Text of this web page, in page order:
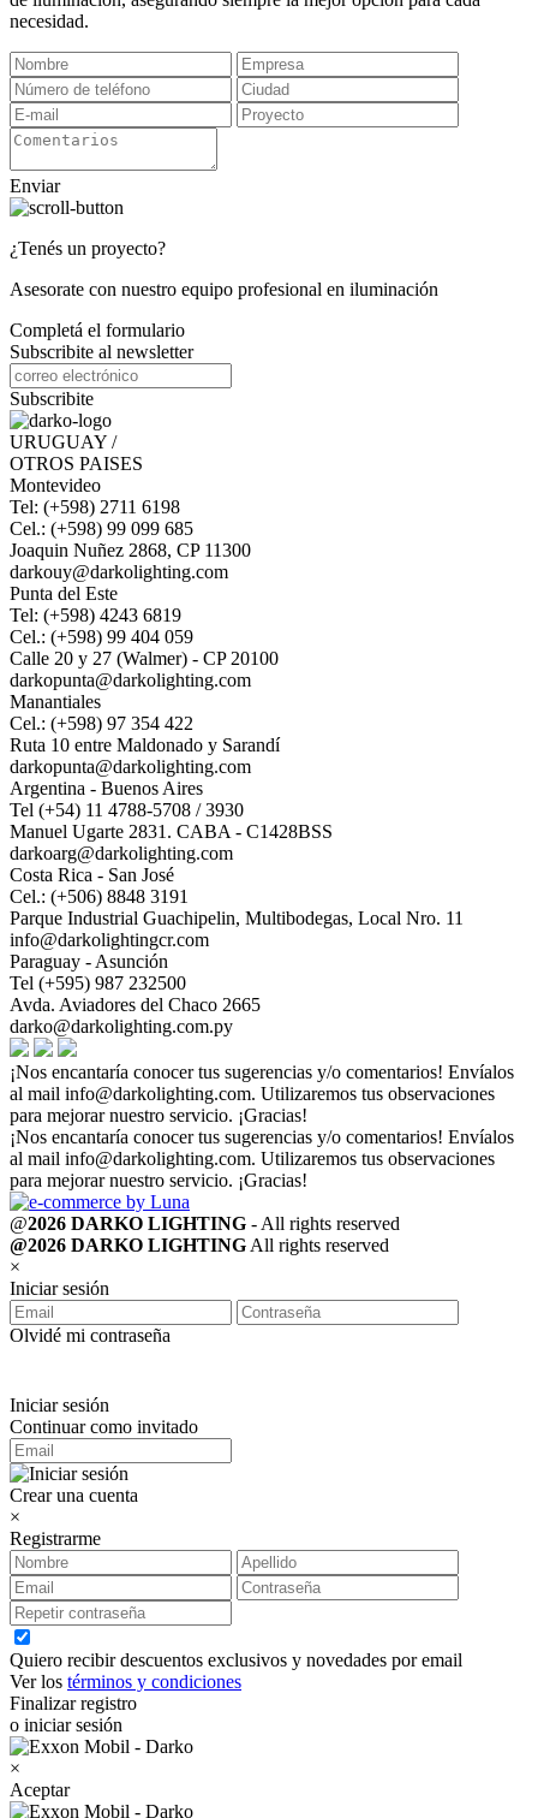
necesidad.
Enviar
¿Tenés un proyecto?
Asesorate con nuestro equipo profesional en iluminación
Completá el formulario
Subscribite al newsletter
Subscribite
URUGUAY /
OTROS PAISES
Montevideo
Tel: (+598) 2711 6198
Cel.: (+598) 99 099 685
Joaquin Nuñez 2868, CP 11300
darkouy@darkolighting.com
Punta del Este
Tel: (+598) 4243 6819
Cel.: (+598) 99 404 059
Calle 20 y 27 (Walmer) - CP 20100
darkopunta@darkolighting.com
Manantiales
Cel.: (+598) 97 354 422
Ruta 10 entre Maldonado y Sarandí
darkopunta@darkolighting.com
Argentina - Buenos Aires
Tel (+54) 11 4788-5708 / 3930
Manuel Ugarte 2831. CABA - C1428BSS
darkoarg@darkolighting.com
Costa Rica - San José
Cel.: (+506) 8848 3191
Parque Industrial Guachipelin, Multibodegas, Local Nro. 11
info@darkolightingcr.com
Paraguay - Asunción
Tel (+595) 987 232500
Avda. Aviadores del Chaco 2665
darko@darkolighting.com.py
¡Nos encantaría conocer tus sugerencias y/o comentarios! Envíalos
al mail info@darkolighting.com. Utilizaremos tus observaciones
para mejorar nuestro servicio. ¡Gracias!
¡Nos encantaría conocer tus sugerencias y/o comentarios! Envíalos
al mail info@darkolighting.com. Utilizaremos tus observaciones
para mejorar nuestro servicio. ¡Gracias!
@2026 DARKO LIGHTING - All rights reserved
@2026 DARKO LIGHTING All rights reserved
×
Iniciar sesión
Olvidé mi contraseña
Iniciar sesión
Continuar como invitado
Crear una cuenta
×
Registrarme
Quiero recibir descuentos exclusivos y novedades por email
Ver los términos y condiciones
Finalizar registro
o iniciar sesión
×
Aceptar